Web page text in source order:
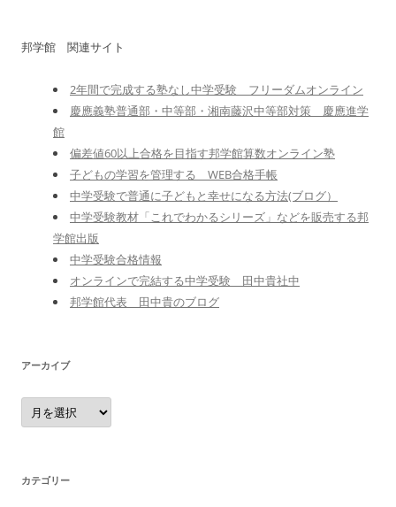
邦学館 関連サイト
2年間で完成する塾なし中学受験 フリーダムオンライン
慶應義塾普通部・中等部・湘南藤沢中等部対策 慶應進学
館
偏差値60以上合格を目指す邦学館算数オンライン塾
子どもの学習を管理する WEB合格手帳
中学受験で普通に子どもと幸せになる方法(ブログ）
中学受験教材「これでわかるシリーズ」などを販売する邦
学館出版
中学受験合格情報
オンラインで完結する中学受験 田中貴社中
邦学館代表 田中貴のブログ
アーカイブ
ア
ー
カ
カテゴリー